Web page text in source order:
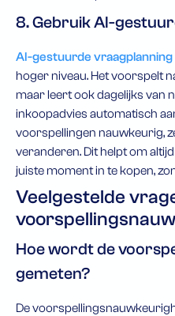
8. Gebruik AI-
AI-gestuurde vraagplanning
hoger niveau. Het voorspelt
maar leert ook dagelijks van
inkoopadvies automatisch
voorspellingen nauwkeurig,
veranderen. Dit helpt om
juiste moment in te kopen,
Veelgestelde
Hoe wordt de
gemeten?
De